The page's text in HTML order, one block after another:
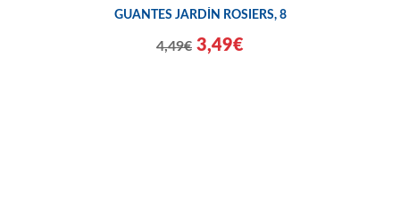
GUANTES JARDÍN ROSIERS, 8
4,49€ 3,49€